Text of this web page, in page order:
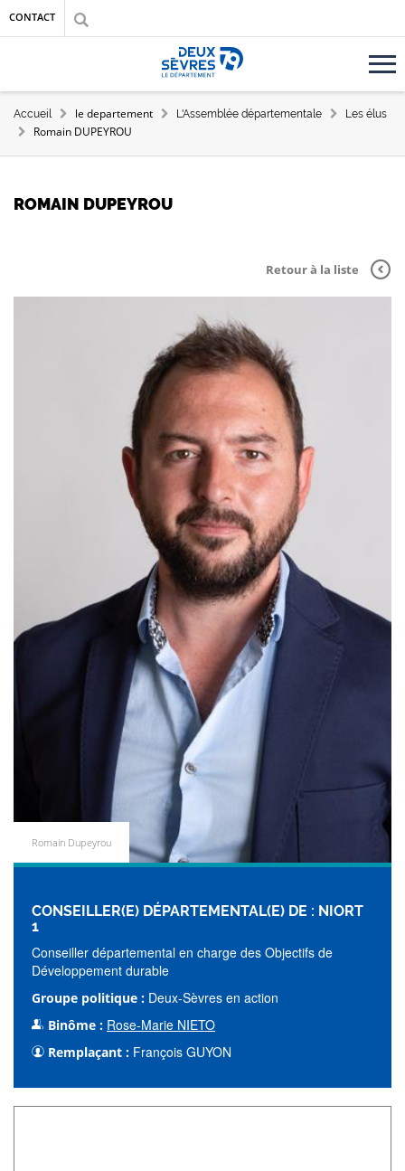
Aller au contenu principal
Aller au menu
Aller à la recherche
CONTACT
Accueil département des Deux-Sèvres
FIL D'ARIANE
Accueil le departement L'Assemblée départementale Les élus
Romain DUPEYROU
ROMAIN DUPEYROU
Retour à la liste
Romain Dupeyrou
CONSEILLER(E) DÉPARTEMENTAL(E) DE : NIORT
1
Conseiller départemental en charge des Objectifs de
Développement durable
Groupe politique : Deux-Sèvres en action
Binôme : Rose-Marie NIETO
Remplaçant : François GUYON